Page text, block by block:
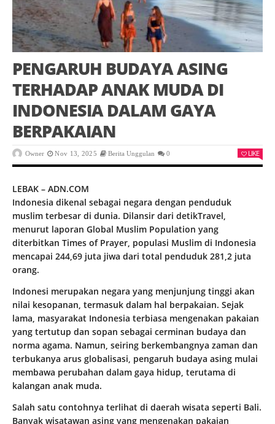
PENGARUH BUDAYA ASING
TERHADAP ANAK MUDA DI
INDONESIA DALAM GAYA
BERPAKAIAN
Owner Nov 13, 2025 Berita Unggulan 0 LIKE
LEBAK – ADN.COM
Indonesia dikenal sebagai negara dengan penduduk
muslim terbesar di dunia. Dilansir dari detikTravel,
menurut laporan Global Muslim Population yang
diterbitkan Times of Prayer, populasi Muslim di Indonesia
mencapai 244,69 juta jiwa dari total penduduk 281,2 juta
orang.
Indonesi merupakan negara yang menjunjung tinggi akan
nilai kesopanan, termasuk dalam hal berpakaian. Sejak
lama, masyarakat Indonesia terbiasa mengenakan pakaian
yang tertutup dan sopan sebagai cerminan budaya dan
norma agama. Namun, seiring berkembangnya zaman dan
terbukanya arus globalisasi, pengaruh budaya asing mulai
membawa perubahan dalam gaya hidup, terutama di
kalangan anak muda.
Salah satu contohnya terlihat di daerah wisata seperti Bali.
Banyak wisatawan asing yang mengenakan pakaian